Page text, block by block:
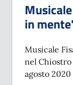
in
Musicale
nel Chiostro
agosto 2020